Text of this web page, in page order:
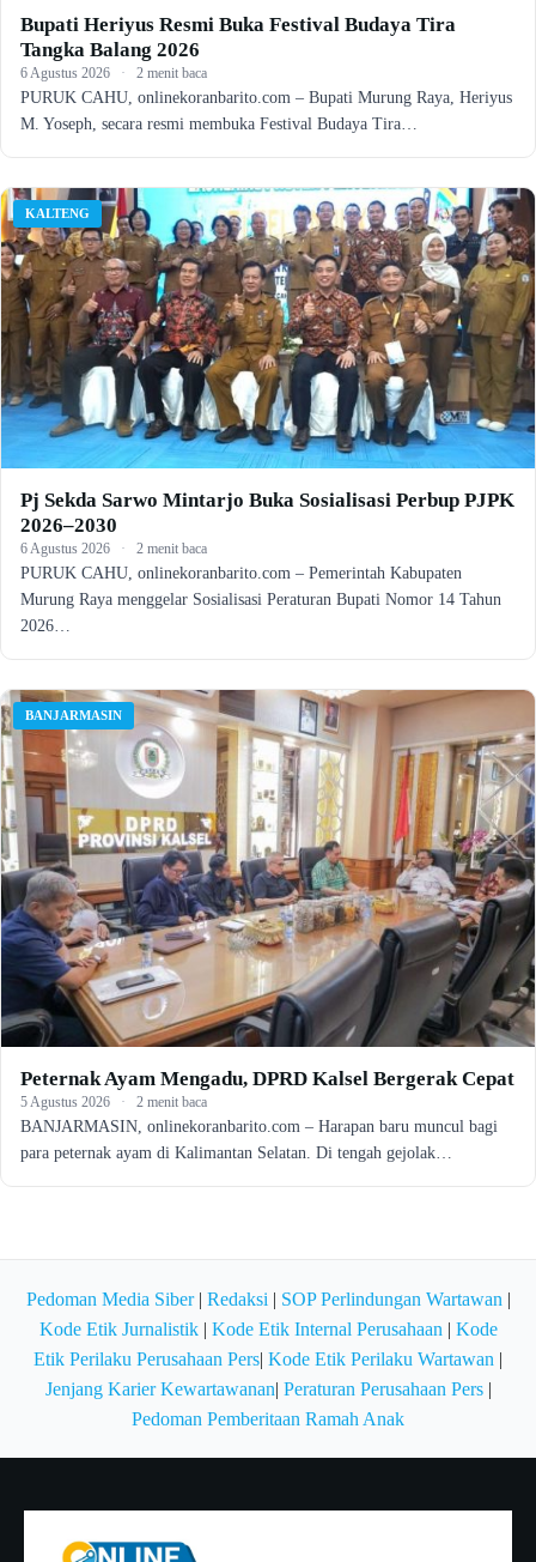
Bupati Heriyus Resmi Buka Festival Budaya Tira
Tangka Balang 2026
6 Agustus 2026 · 2 menit baca
PURUK CAHU, onlinekoranbarito.com – Bupati Murung Raya, Heriyus
M. Yoseph, secara resmi membuka Festival Budaya Tira…
KALTENG
Pj Sekda Sarwo Mintarjo Buka Sosialisasi Perbup PJPK
2026–2030
6 Agustus 2026 · 2 menit baca
PURUK CAHU, onlinekoranbarito.com – Pemerintah Kabupaten
Murung Raya menggelar Sosialisasi Peraturan Bupati Nomor 14 Tahun
2026…
BANJARMASIN
Peternak Ayam Mengadu, DPRD Kalsel Bergerak Cepat
5 Agustus 2026 · 2 menit baca
BANJARMASIN, onlinekoranbarito.com – Harapan baru muncul bagi
para peternak ayam di Kalimantan Selatan. Di tengah gejolak…
Pedoman Media Siber| Redaksi | SOP Perlindungan Wartawan |
Kode Etik Jurnalistik| Kode Etik Internal Perusahaan | Kode
Etik Perilaku Perusahaan Pers| Kode Etik Perilaku Wartawan |
Jenjang Karier Kewartawanan| Peraturan Perusahaan Pers|
Pedoman Pemberitaan Ramah Anak